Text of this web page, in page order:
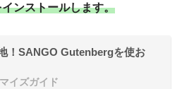
ンストールします。
！SANGO Gutenbergを使お
イズガイド